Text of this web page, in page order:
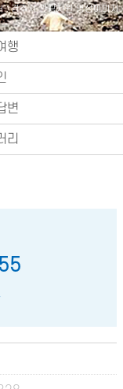
: 경주시 관광자원 영상이미지
행
변
리